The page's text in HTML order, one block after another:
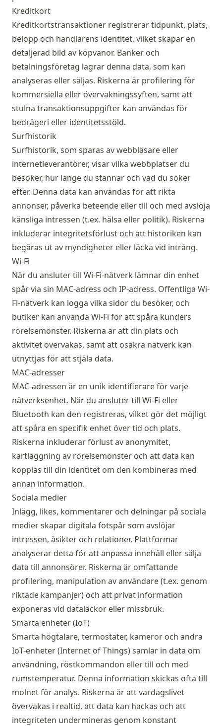
Kreditkort
Kreditkortstransaktioner registrerar tidpunkt, plats,
belopp och handlarens identitet, vilket skapar en
detaljerad bild av köpvanor. Banker och
betalningsföretag lagrar denna data, som kan
analyseras eller säljas. Riskerna är profilering för
kommersiella eller övervakningssyften, samt att
stulna transaktionsuppgifter kan användas för
bedrägeri eller identitetsstöld.
Surfhistorik
Surfhistorik, som sparas av webbläsare eller
internetleverantörer, visar vilka webbplatser du
besöker, hur länge du stannar och vad du söker
efter. Denna data kan användas för att rikta
annonser, påverka beteende eller till och med avslöja
känsliga intressen (t.ex. hälsa eller politik). Riskerna
inkluderar integritetsförlust och att historiken kan
begäras ut av myndigheter eller läcka vid intrång.
Wi-Fi
När du ansluter till Wi-Fi-nätverk lämnar din enhet
spår via sin MAC-adress och IP-adress. Offentliga Wi-
Fi-nätverk kan logga vilka sidor du besöker, och
butiker kan använda Wi-Fi för att spåra kunders
rörelsemönster. Riskerna är att din plats och
aktivitet övervakas, samt att osäkra nätverk kan
utnyttjas för att stjäla data.
MAC-adresser
MAC-adressen är en unik identifierare för varje
nätverksenhet. När du ansluter till Wi-Fi eller
Bluetooth kan den registreras, vilket gör det möjligt
att spåra en specifik enhet över tid och plats.
Riskerna inkluderar förlust av anonymitet,
kartläggning av rörelsemönster och att data kan
kopplas till din identitet om den kombineras med
annan information.
Sociala medier
Inlägg, likes, kommentarer och delningar på sociala
medier skapar digitala fotspår som avslöjar
intressen, åsikter och relationer. Plattformar
analyserar detta för att anpassa innehåll eller sälja
data till annonsörer. Riskerna är omfattande
profilering, manipulation av användare (t.ex. genom
riktade kampanjer) och att privat information
exponeras vid dataläckor eller missbruk.
Smarta enheter (IoT)
Smarta högtalare, termostater, kameror och andra
IoT-enheter (Internet of Things) samlar in data om
användning, röstkommandon eller till och med
rumstemperatur. Denna information skickas ofta till
molnet för analys. Riskerna är att vardagslivet
övervakas i realtid, att data kan hackas och att
integriteten undermineras genom konstant